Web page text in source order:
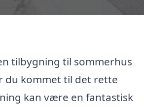
tilbygning til sommerhus
du kommet til det rette
kan være en fantastisk